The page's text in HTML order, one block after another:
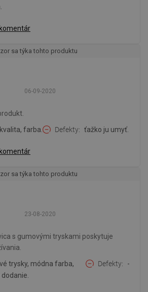
sa týka tohto produktu
06-09-2020
farba. Defekty ťažko ju umyť.
sa týka tohto produktu
23-08-2020
s gumovými tryskami poskytuje
trysky, módna farba,
dodanie.
Defekty -